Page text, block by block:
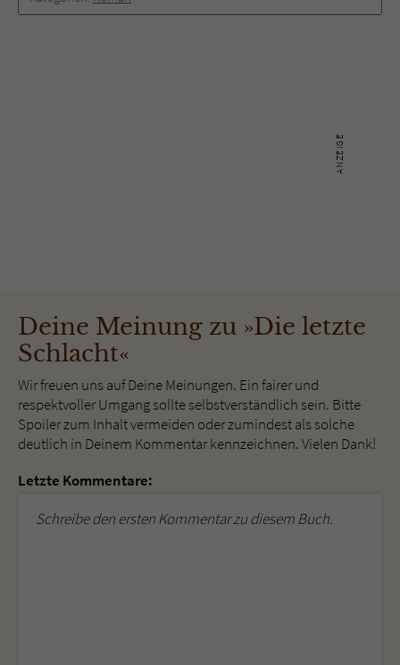
Deine Meinung zu »Die letzte
Schlacht«
Wir freuen uns auf Deine Meinungen. Ein fairer und
respektvoller Umgang sollte selbstverständlich sein. Bitte
Spoiler zum Inhalt vermeiden oder zumindest als solche
deutlich in Deinem Kommentar kennzeichnen. Vielen Dank!
Letzte Kommentare:
Schreibe den ersten Kommentar zu diesem Buch.